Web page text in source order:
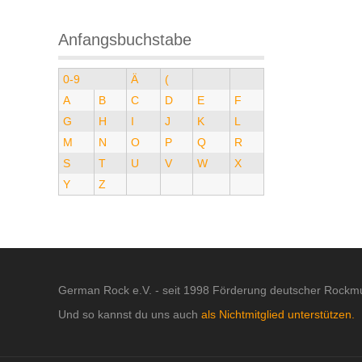
Anfangsbuchstabe
0-9 Ä
(
A
B C D E
F
G
H I J K
L
M
N O P Q
R
S
T U V W
X
Y
Z
German Rock e.V. - seit 1998 Förderung deutscher
Und so kannst du uns auch als Nichtmitglied unterstützen.